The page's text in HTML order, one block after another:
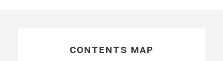
CONTENTS MAP